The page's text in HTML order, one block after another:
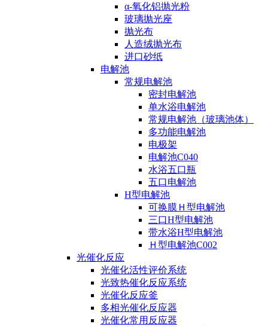
α-氧化铝抛光粉
玻璃抛光座
抛光布
人造绒抛光布
进口砂纸
电解池
常规电解池
密封电解池
单水浴电解池
常规电解池（玻璃池体）
多功能电解池
电极架
电解池C040
水浴五口瓶
五口电解池
H型电解池
可换膜Ｈ型电解池
三口H型电解池
带水浴H型电解池
Ｈ型电解池C002
光催化反应
光催化活性评价系统
光致热催化反应系统
光催化反应釜
多相光催化反应器
光催化常用反应器